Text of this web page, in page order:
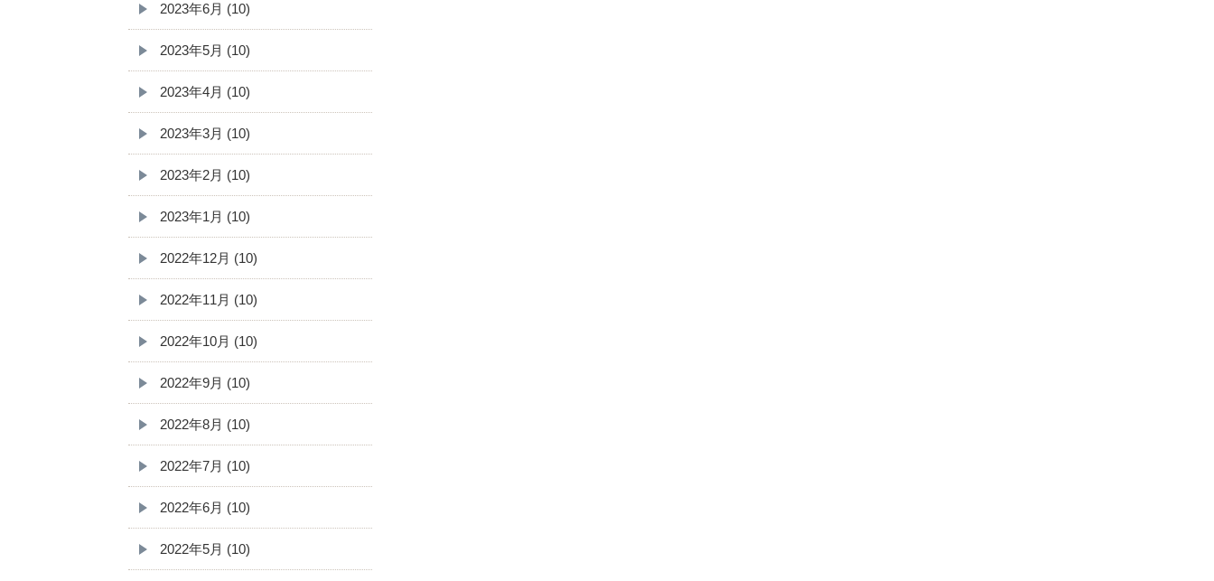
2023年6月 (10)
2023年5月 (10)
2023年4月 (10)
2023年3月 (10)
2023年2月 (10)
2023年1月 (10)
2022年12月 (10)
2022年11月 (10)
2022年10月 (10)
2022年9月 (10)
2022年8月 (10)
2022年7月 (10)
2022年6月 (10)
2022年5月 (10)